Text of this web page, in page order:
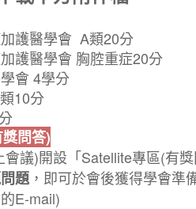
護醫學會 A類20分
護醫學會 胸腔重症20分
會 4學分
10分
問答)
議)開設「Satellite專區(有
題，即可於會後獲得學會準
E-mail)